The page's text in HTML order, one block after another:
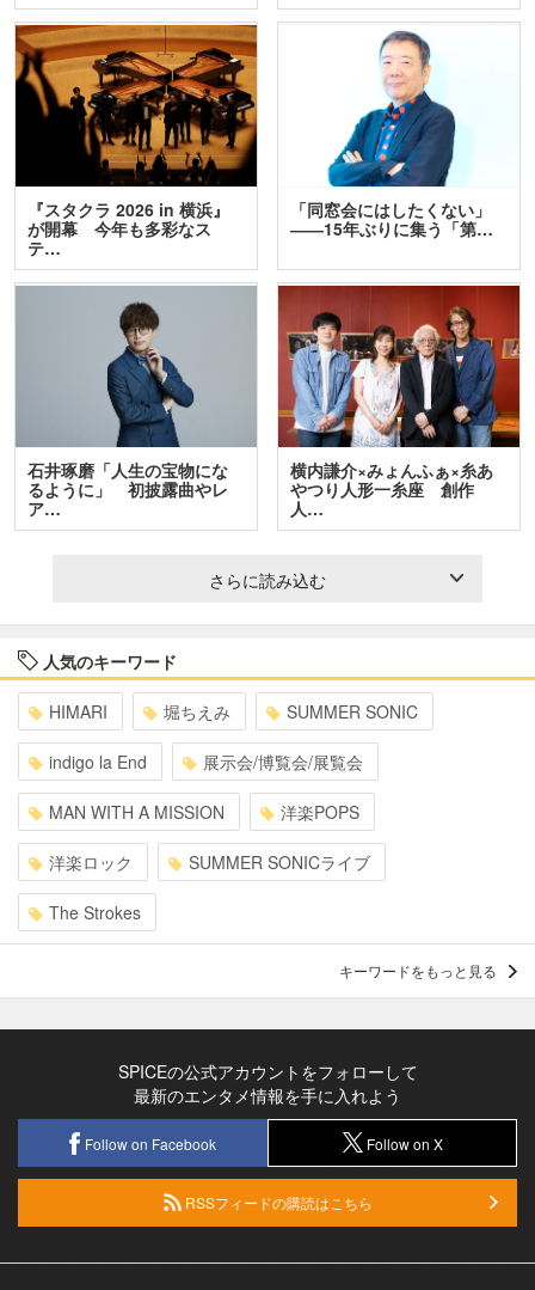
『スタクラ 2026 in 横浜』
が開幕 今年も多彩なス
テ…
「同窓会にはしたくない」
――15年ぶりに集う「第…
石井琢磨「人生の宝物にな
るように」 初披露曲やレ
ア…
横内謙介×みょんふぁ×糸あ
やつり人形一糸座 創作
人…
さらに読み込む
人気のキーワード
HIMARI 堀ちえみ SUMMER SONIC
indigo la End 展示会/博覧会/展覧会
MAN WITH A MISSION 洋楽POPS
洋楽ロック SUMMER SONICライブ
The Strokes
キーワードをもっと見る
SPICEの公式アカウントをフォローして
最新のエンタメ情報を手に入れよう
Follow on Facebook Follow on X
RSSフィードの購読はこちら